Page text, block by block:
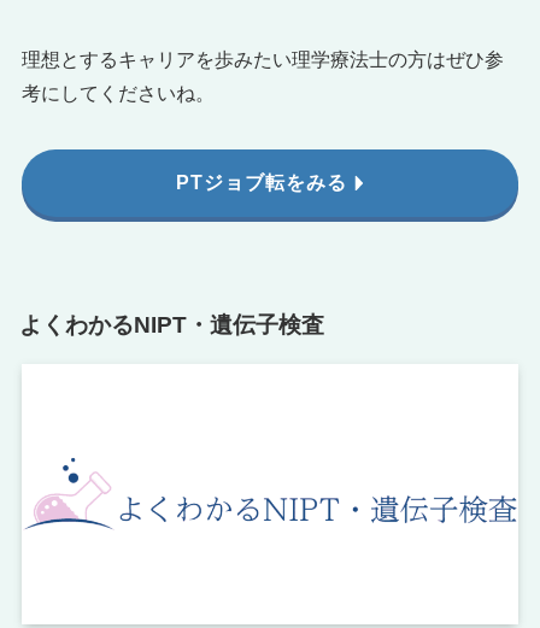
理想とするキャリアを歩みたい理学療法士の方はぜひ参
考にしてくださいね。
PTジョブ転をみる
よくわかるNIPT・遺伝子検査